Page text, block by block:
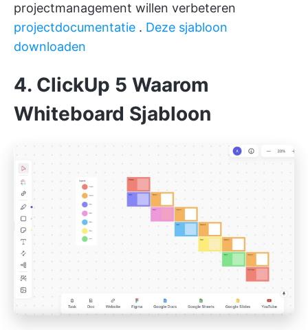
projectmanagement willen verbeteren
projectdocumentatie . Deze sjabloon
downloaden
4. ClickUp 5 Waarom
Whiteboard Sjabloon